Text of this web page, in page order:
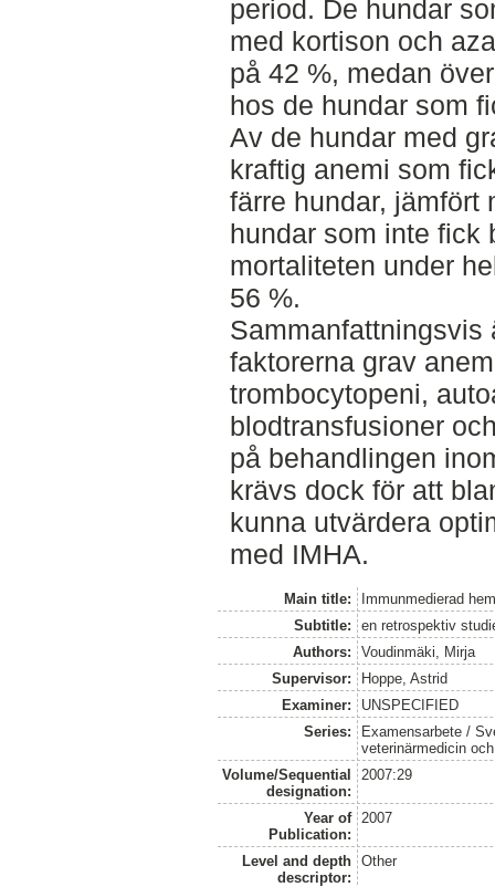
period. De hundar
med kortison och
på 42 %, medan
hos de hundar som
Av de hundar med
kraftig anemi som
färre hundar, jämfört
hundar som inte fick
mortaliteten under
56 %.
Sammanfattningsvis
faktorerna grav
trombocytopeni,
blodtransfusioner
på behandlingen
krävs dock för att
kunna utvärdera
med IMHA.
Main title:
Immunmedierad
Subtitle:
en retrospektiv
Authors:
Voudinmäki, Mirja
Supervisor:
Hoppe, Astrid
Examiner:
UNSPECIFIED
Series:
Examensarbete /
veterinärmedicin
Volume/Sequential
designation:
2007:29
Year of
Publication:
2007
Level and depth
descriptor:
Other